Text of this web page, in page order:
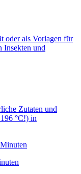
oder als Vorlagen für
Insekten und
Zutaten und
°C!) in